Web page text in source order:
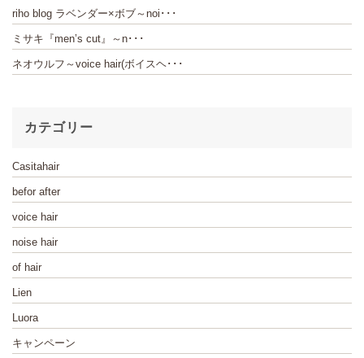
riho blog ラベンダー×ボブ～noi･･･
ミサキ『men’s cut』～n･･･
ネオウルフ～voice hair(ボイスヘ･･･
カテゴリー
Casitahair
befor after
voice hair
noise hair
of hair
Lien
Luora
キャンペーン